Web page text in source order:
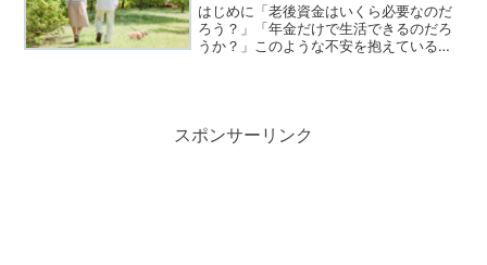
はじめに「老後資金はいくら必要なのだ
ろう？」「年金だけで生活できるのだろ
うか？」このような不安を抱えている人
スポンサーリンク